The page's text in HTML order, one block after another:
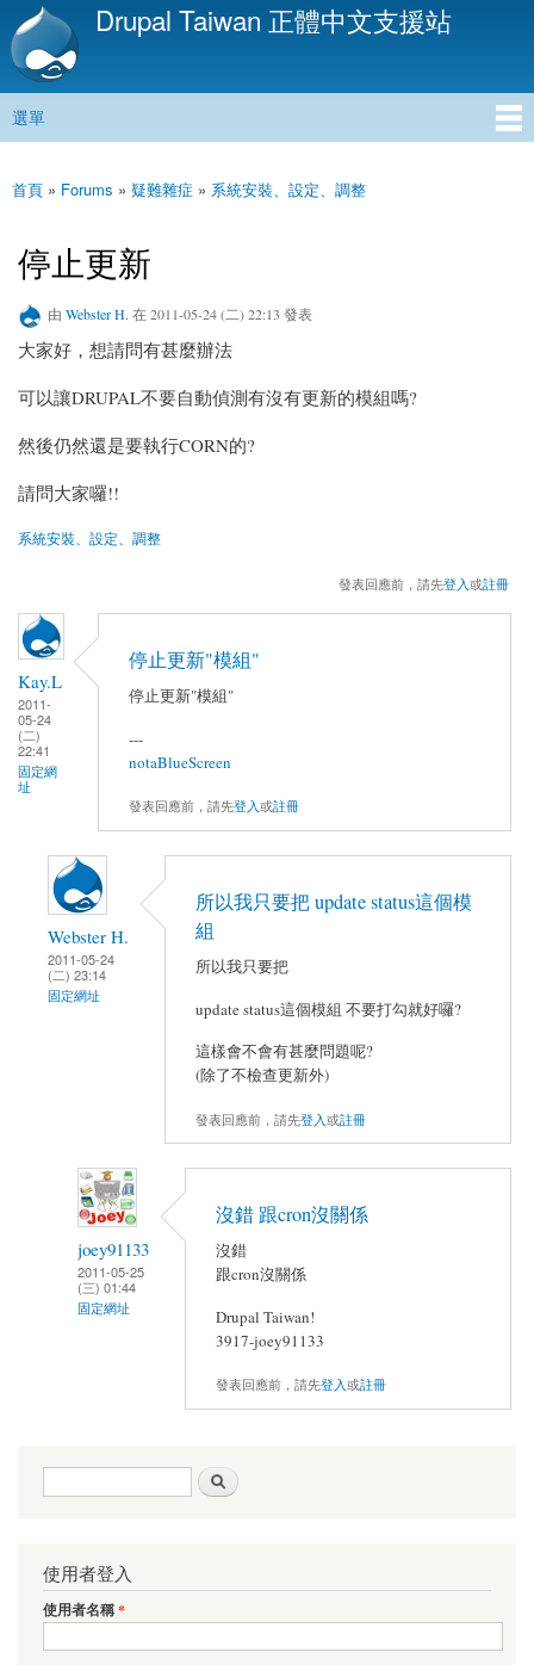
移
內
Drupal Taiwan 正體中文支援站
主選單
選單
您在這裡
首頁 » Forums » 疑難雜症 » 系統安裝、設定、調整
停止更新
由 Webster H. 在 2011-05-24 (二) 22:13 發表
大家好，想請問有甚麼辦法
可以讓DRUPAL不要自動偵測有沒有更新的模組嗎?
然後仍然還是要執行CORN的?
請問大家囉!!
系統安裝、設定、調整
發表回應前，請先登入或註冊
Kay.L
2011-
05-24
(二)
22:41
固定網
址
停止更新"模組"
停止更新"模組"
---
notaBlueScreen
發表回應前，請先登入或註冊
Webster H.
2011-05-24
(二) 23:14
固定網址
所以我只要把 update status這個模
組
所以我只要把
update status這個模組 不要打勾就好囉?
這樣會不會有甚麼問題呢?
(除了不檢查更新外)
發表回應前，請先登入或註冊
joey91133
2011-05-25
(三) 01:44
固定網址
沒錯 跟cron沒關係
沒錯
跟cron沒關係
Drupal Taiwan!
3917-joey91133
發表回應前，請先登入或註冊
搜尋表單
使用者登入
使用者名稱*